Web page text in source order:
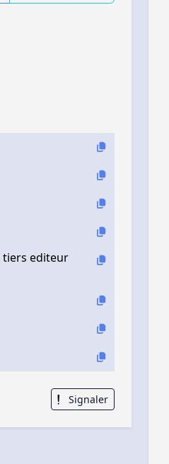
tiers editeur
Signaler